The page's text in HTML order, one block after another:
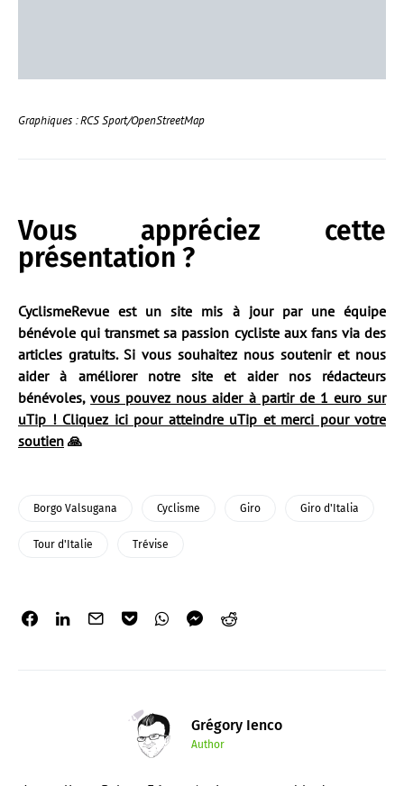
Graphiques : RCS Sport/OpenStreetMap
Vous appréciez cette
présentation ?
CyclismeRevue est un site mis à jour par une équipe
bénévole qui transmet sa passion cycliste aux fans via des
articles gratuits. Si vous souhaitez nous soutenir et nous
aider à améliorer notre site et aider nos rédacteurs
bénévoles,vous pouvez nous aider à partir de 1 euro sur
uTip ! Cliquez ici pour atteindre uTip et merci pour votre
soutien 🙏
Borgo Valsugana Cyclisme Giro Giro d'Italia
Tour d'Italie Trévise
Grégory Ienco
Author